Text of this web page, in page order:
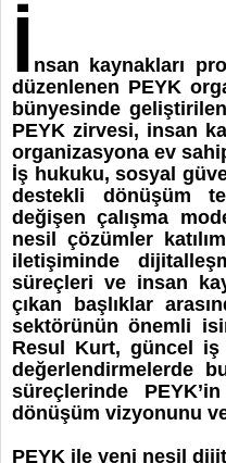
İ nsan kaynakları
düzenlenen PEYK
bünyesinde
PEYK zirvesi, insan
organizasyona ev
İş hukuku, sosyal
destekli dönüşüm
değişen çalışma
nesil çözümler
iletişiminde
süreçleri ve insan
çıkan başlıklar
sektörünün önemli
Resul Kurt, güncel iş
değerlendirmelerde
süreçlerinde
dönüşüm vizyonunu
PEYK ile yeni nesil